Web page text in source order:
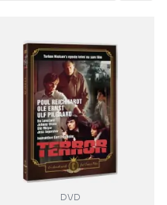
DVD